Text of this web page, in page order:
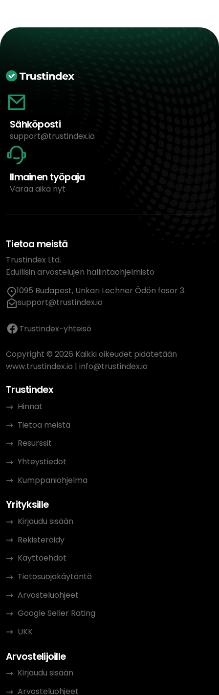
Sähköposti
support@trustindex.io
Ilmainen työpaja
Varaa aika nyt
Tietoa meistä
Trustindex Ltd.
Edullisin arvostelujen hallintaohjelmisto
1095 Budapest, Unkari Lechner Ödön fasor 3.
support@trustindex.io
Trustindex-yhteisö
Copyright © 2026 Kaikki oikeudet pidätetään
www.trustindex.io | info@trustindex.io
Trustindex
Hinnat
Tietoa meistä
Resurssit
Yhteystiedot
Kumppaniohjelma
Yrityksille
Kirjaudu sisään
Rekisteröidy
Käyttöehdot
Tietosuojakäytäntö
Arvosteluohjeet
Google Seller Rating
UKK
Arvostelijoille
Kirjaudu sisään
Arvosteluohjeet